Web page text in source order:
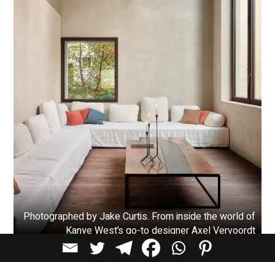
Photographed by Jake Curtis. From inside the world of
Kanye West’s go-to designer Axel Vervoordt